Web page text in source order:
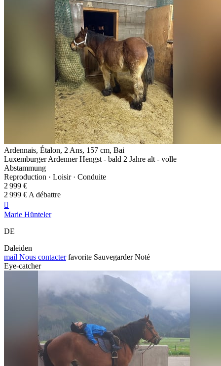
Ardennais, Étalon, 2 Ans, 157 cm, Bai
Luxemburger Ardenner Hengst - bald 2 Jahre alt - volle
Abstammung
Reproduction · Loisir · Conduite
2 999 €
2 999 € A débattre

Marie Hünteler
DE
Daleiden
mail Nous contacter favorite Sauvegarder Noté
Eye-catcher